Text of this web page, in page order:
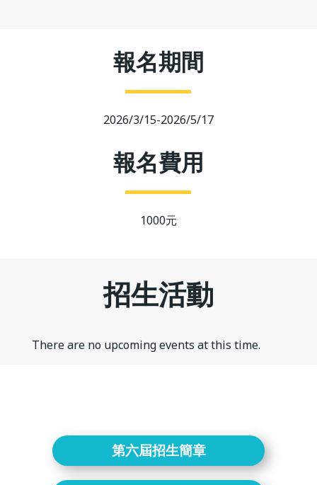
報名期間
2026/3/15-2026/5/17
報名費用
1000元
招生活動
There are no upcoming events at this time.
第六屆招生簡章